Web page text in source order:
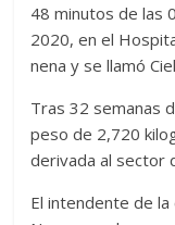
48 minutos de las
2020, en el
nena y se llamó
Tras 32 semanas
peso de 2,720
derivada al sector
El intendente de la